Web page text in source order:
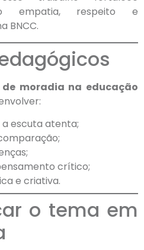
empatia, respeito e
BNCC.
moradia na educação
escuta atenta;
crítico;
e criativa.
o tema em